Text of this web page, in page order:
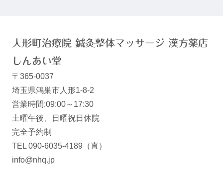
人形町治療院 鍼灸整体マッサージ 漢方薬店
しんあい堂
〒365-0037
埼玉県鴻巣市人形1-8-2
営業時間:09:00～17:30
土曜午後、日曜祝日休院
完全予約制
TEL 090-6035-4189（直）
info@nhq.jp